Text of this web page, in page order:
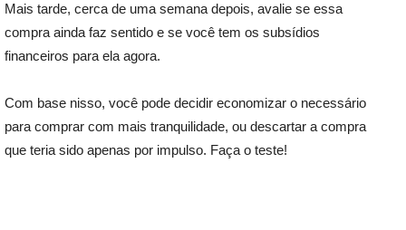
Mais tarde, cerca de uma semana depois, avalie se essa
compra ainda faz sentido e se você tem os subsídios
financeiros para ela agora.
Com base nisso, você pode decidir economizar o necessário
para comprar com mais tranquilidade, ou descartar a compra
que teria sido apenas por impulso. Faça o teste!